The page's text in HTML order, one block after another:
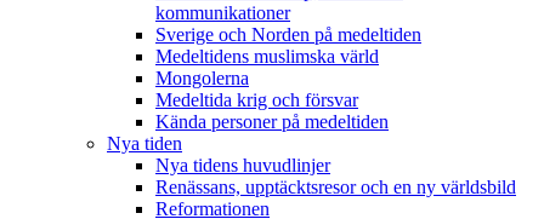
kommunikationer
Sverige och Norden på medeltiden
Medeltidens muslimska värld
Mongolerna
Medeltida krig och försvar
Kända personer på medeltiden
Nya tiden
Nya tidens huvudlinjer
Renässans, upptäcktsresor och en ny världsbild
Reformationen